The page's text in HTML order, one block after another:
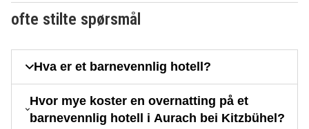
ofte stilte spørsmål
Hva er et barnevennlig hotell?
Hvor mye koster en overnatting på et
barnevennlig hotell i Aurach bei Kitzbühel?